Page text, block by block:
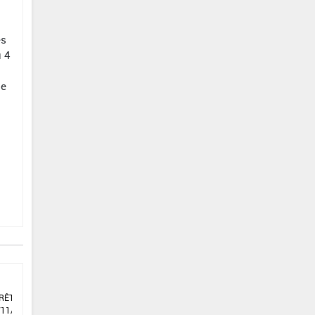
4
DU
2021